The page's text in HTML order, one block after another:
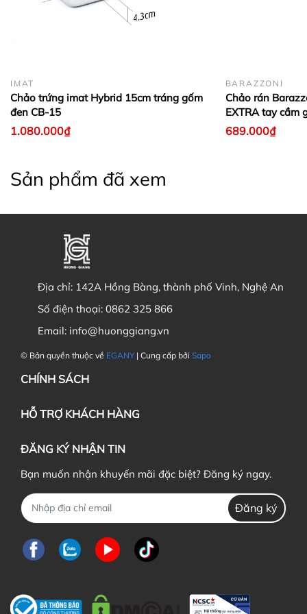
đảo nấu bằng gỗ để tránh trầy xước chảo - Khi chảo
đang ở nhiệt độ cao không nên nêm gia vị mặn - Vệ
IMAT
Chảo trứng imat Hybrid 15cm tráng gốm
đen CB-15
1.080.000₫
BARAZZONI
Chảo rán
EXTRA tay cầm
689.000₫
Sản phẩm đã xem
Địa chỉ: 142A Hồng Bàng, thành phố Vinh, Nghệ An
Số điện thoại: 0862 325 866
Email: info@huonggiang.vn
© Bản quyền thuộc về EGANY | Cung cấp bởi Sapo
CHÍNH SÁCH
HỖ TRỢ KHÁCH HÀNG
ĐĂNG KÝ NHẬN TIN
Bạn muốn nhận khuyến mãi đặc biệt? Đăng ký ngay.
Đăng ký